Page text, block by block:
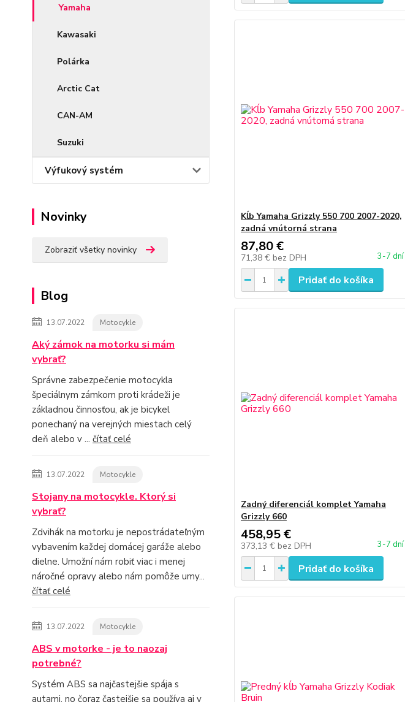
Yamaha
Kawasaki
Polárka
Arctic Cat
CAN-AM
Suzuki
Výfukový systém
Novinky
Zobraziť všetky novinky
Blog
13.07.2022 Motocykle
Aký zámok na motorku si mám
vybrať?
Správne zabezpečenie motocykla
špeciálnym zámkom proti krádeži je
základnou činnosťou, ak je bicykel
ponechaný na verejných miestach celý
deň alebo v ... čítať celé
13.07.2022 Motocykle
Stojany na motocykle. Ktorý si
vybrať?
Zdvihák na motorku je nepostrádateľným
vybavením každej domácej garáže alebo
dielne. Umožní nám robiť viac i menej
náročné opravy alebo nám pomôže umy...
čítať celé
13.07.2022 Motocykle
ABS v motorke - je to naozaj
potrebné?
Systém ABS sa najčastejšie spája s
autami, no čoraz častejšie sa používa aj v
Kĺb Yamaha Grizzly 550 700 2007-2020,
zadná vnútorná strana
87,80 €
71,38 € bez DPH 3-7 dní
Pridať do košíka
Zadný diferenciál komplet Yamaha
Grizzly 660
458,95 €
373,13 € bez DPH 3-7 dní
Pridať do košíka